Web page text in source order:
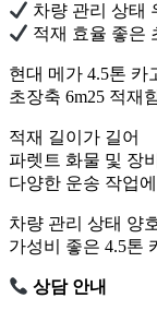
차량 관리 상태
적재 효율 좋은
현대 메가 4.5톤 카
초장축 6m25 적재
적재 길이가 길어
파렛트 화물 및 장
다양한 운송 작업
차량 관리 상태 양
가성비 좋은 4.5톤
상담 안내